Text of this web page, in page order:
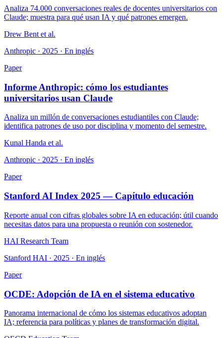
Analiza 74.000 conversaciones reales de docentes universitarios con
Claude; muestra para qué usan IA y qué patrones emergen.
Drew Bent et al.
Anthropic · 2025 · En inglés
Paper
Informe Anthropic: cómo los estudiantes
universitarios usan Claude
Analiza un millón de conversaciones estudiantiles con Claude;
identifica patrones de uso por disciplina y momento del semestre.
Kunal Handa et al.
Anthropic · 2025 · En inglés
Paper
Stanford AI Index 2025 — Capítulo educación
Reporte anual con cifras globales sobre IA en educación; útil cuando
necesitas datos para una propuesta o reunión con sostenedor.
HAI Research Team
Stanford HAI · 2025 · En inglés
Paper
OCDE: Adopción de IA en el sistema educativo
Panorama internacional de cómo los sistemas educativos adoptan
IA; referencia para políticas y planes de transformación digital.